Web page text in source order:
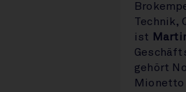
Technik,
ist
gehört